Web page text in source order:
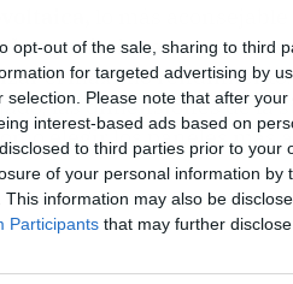
opt-out of the sale, sharing to third
for targeted advertising by
selection. Please note that after
interest-based ads based on
to third parties prior to
of your personal information by
This information may also be
Participants that may further
profesionales en este
el máximo
las dimensiones de la
elegir los paneles más